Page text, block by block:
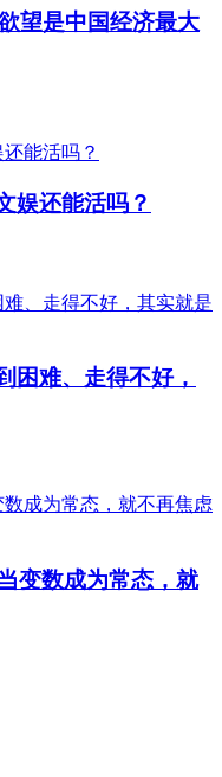
望是中国经济最大
娱还能活吗？
困难、走得不好，
变数成为常态，就